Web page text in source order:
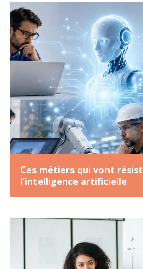
Ces métiers qui vont
l’intelligence artificielle